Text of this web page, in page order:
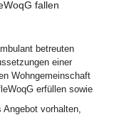
fallen
betreuten
einer
Wohngemeinschaft
erfüllen sowie
vorhalten,